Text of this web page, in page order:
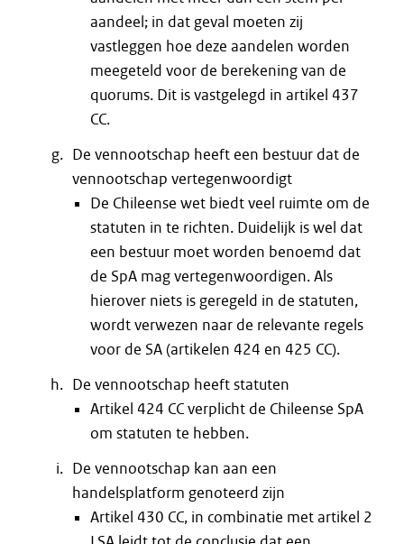
aandeel; in dat geval moeten zij
vastleggen hoe deze aandelen worden
meegeteld voor de berekening van de
quorums. Dit is vastgelegd in artikel 437
CC.
De vennootschap heeft een bestuur dat de
vennootschap vertegenwoordigt
De Chileense wet biedt veel ruimte om de
statuten in te richten. Duidelijk is wel dat
een bestuur moet worden benoemd dat
de SpA mag vertegenwoordigen. Als
hierover niets is geregeld in de statuten,
wordt verwezen naar de relevante regels
voor de SA (artikelen 424 en 425 CC).
De vennootschap heeft statuten
Artikel 424 CC verplicht de Chileense SpA
om statuten te hebben.
De vennootschap kan aan een
handelsplatform genoteerd zijn
Artikel 430 CC, in combinatie met artikel 2